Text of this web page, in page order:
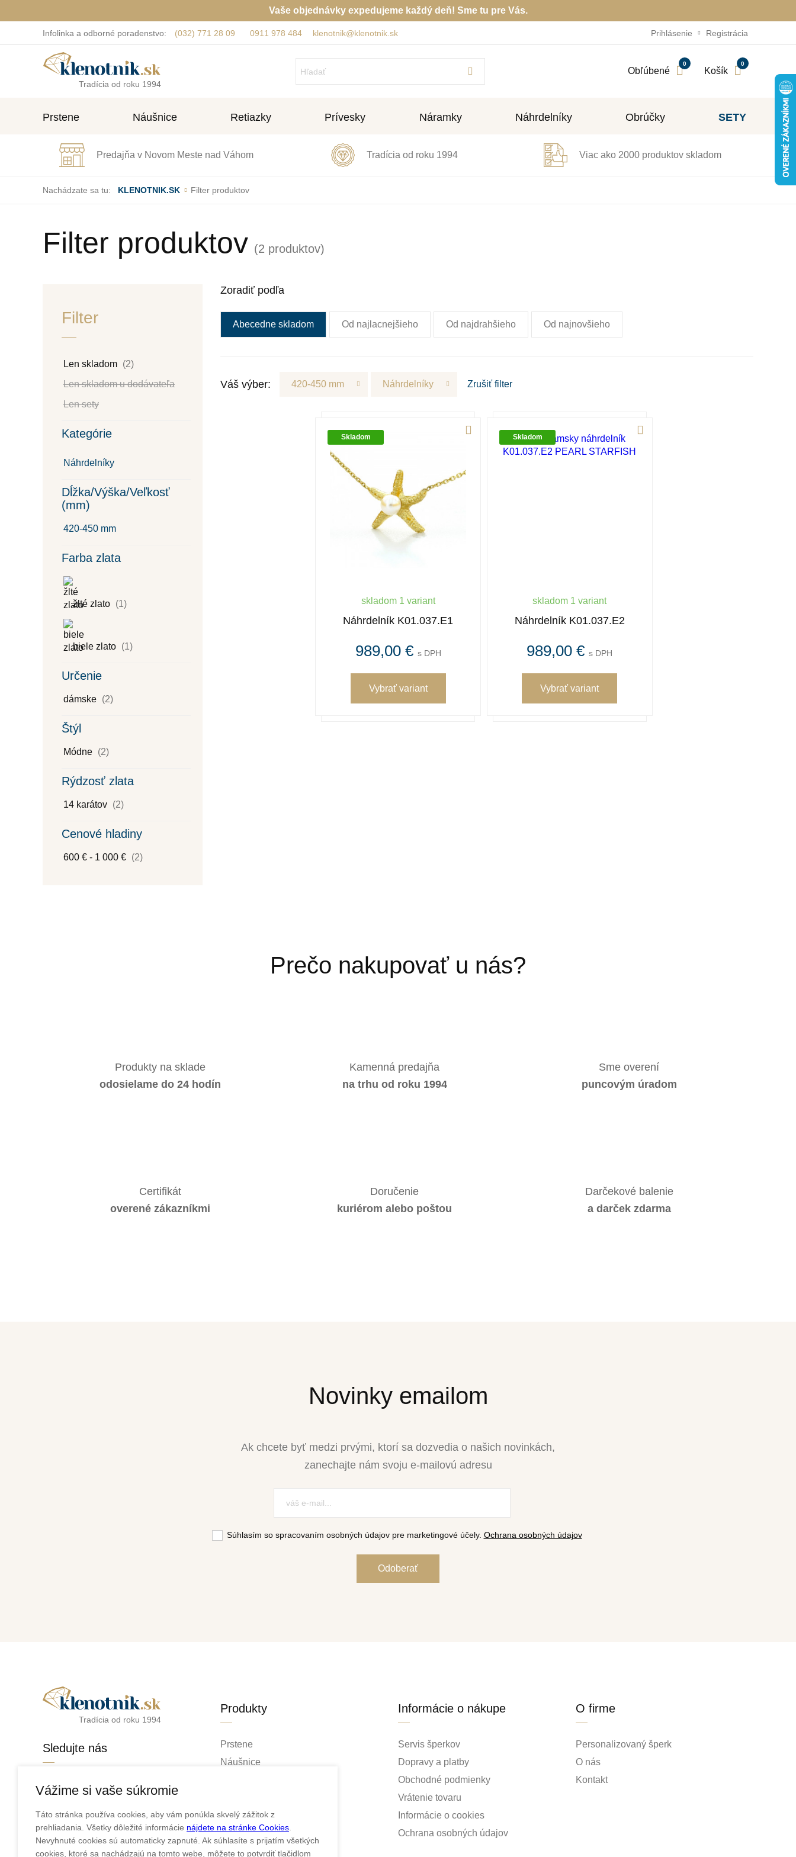
Vaše objednávky expedujeme každý deň! Sme tu pre Vás.
Infolinka a odborné poradenstvo: (032) 771 28 09 0911 978 484 klenotnik@klenotnik.sk Prihlásenie Registrácia
Tradícia od roku 1994
Obľúbené
0
Košík
0
Prstene Náušnice Retiazky Prívesky Náramky Náhrdelníky Obrúčky SETY
Predajňa v Novom Meste nad Váhom Tradícia od roku 1994 Viac ako 2000 produktov skladom
Nachádzate sa tu: KLENOTNIK.SK Filter produktov
Filter produktov (2 produktov)
Filter
Len skladom (2)
Len skladom u dodávateľa
Len sety
Kategórie
Náhrdelníky
Dĺžka/Výška/Veľkosť
(mm)
420-450 mm
Farba zlata
žlté zlato (1)
biele zlato (1)
Určenie
dámske (2)
Štýl
Módne (2)
Rýdzosť zlata
14 karátov (2)
Cenové hladiny
600 € - 1 000 € (2)
Zoradiť podľa
Abecedne skladom Od najlacnejšieho Od najdrahšieho Od najnovšieho
Váš výber: 420-450 mm Náhrdelníky Zrušiť filter
Skladom
skladom 1 variant
Náhrdelník K01.037.E1
989,00 € s DPH
Vybrať variant
Skladom
skladom 1 variant
Náhrdelník K01.037.E2
989,00 €s DPH
Vybrať variant
Prečo nakupovať u nás?
Produkty na sklade
odosielame do 24 hodín
Kamenná predajňa
na trhu od roku 1994
Sme overení
puncovým úradom
Certifikát
overené zákazníkmi
Doručenie
kuriérom alebo poštou
Darčekové balenie
a darček zdarma
Novinky emailom
Ak chcete byť medzi prvými, ktorí sa dozvedia o našich novinkách,
zanechajte nám svoju e-mailovú adresu
Súhlasím so spracovaním osobných údajov pre marketingové účely. Ochrana osobných údajov
Tradícia od roku 1994
Sledujte nás
facebook
Produkty
Prstene
Náušnice
Náramky
Náhrdelníky
Obrúčky
Informácie o nákupe
Servis šperkov
Dopravy a platby
Obchodné podmienky
Vrátenie tovaru
Informácie o cookies
Ochrana osobných údajov
O firme
Personalizovaný šperk
O nás
Kontakt
Vážime si vaše súkromie
Táto stránka používa cookies, aby vám ponúkla skvelý zážitok z
prehliadania. Všetky dôležité informácie nájdete na stránke Cookies
Nevyhnuté cookies sú automaticky zapnuté. Ak súhlasíte s prijatím všetkých
cookies, ktoré sa nachádzajú na tomto webe, môžete to potvrdiť tlačidlom